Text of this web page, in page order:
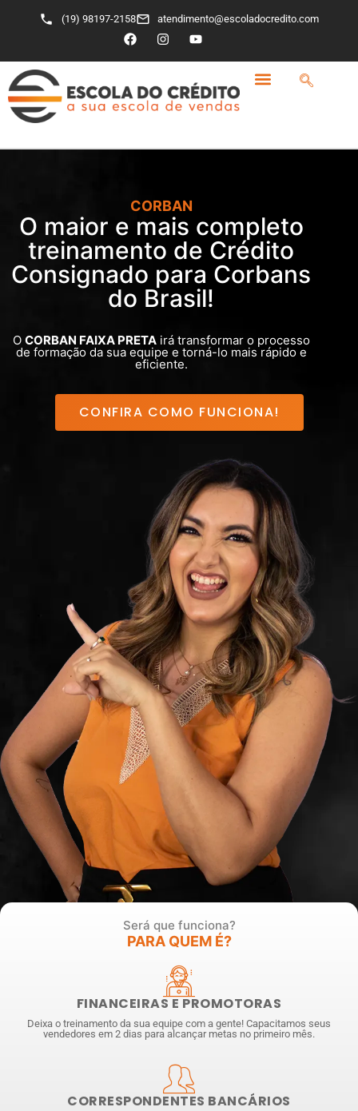
(19) 98197-2158 atendimento@escoladocredito.com
CORBAN
O maior e mais completo
treinamento de Crédito
Consignado para Corbans
do Brasil!
O CORBAN FAIXA PRETAirá transformar o processo
de formação da sua equipe e torná-lo mais rápido e
eficiente.
CONFIRA COMO FUNCIONA!
Será que funciona?
PARA QUEM É?
FINANCEIRAS E PROMOTORAS
Deixa o treinamento da sua equipe com a gente! Capacitamos seus
vendedores em 2 dias para alcançar metas no primeiro mês.
CORRESPONDENTES BANCÁRIOS